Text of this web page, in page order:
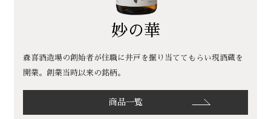
妙の華
森喜酒造場の創始者が住職に井戸を掘り当ててもらい現酒蔵を
開業。創業当時以来の銘柄。
商品一覧